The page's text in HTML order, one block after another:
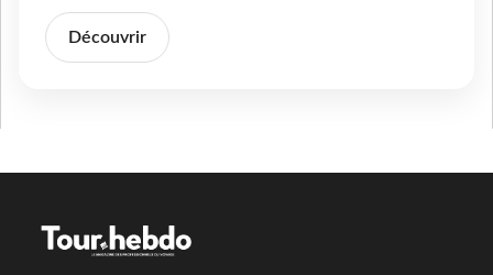
Découvrir